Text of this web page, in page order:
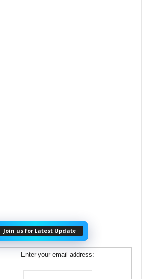
Join us for Latest Update
Enter your email address: